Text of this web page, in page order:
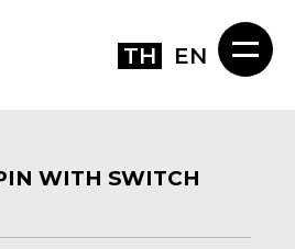
TH EN
WITH SWITCH